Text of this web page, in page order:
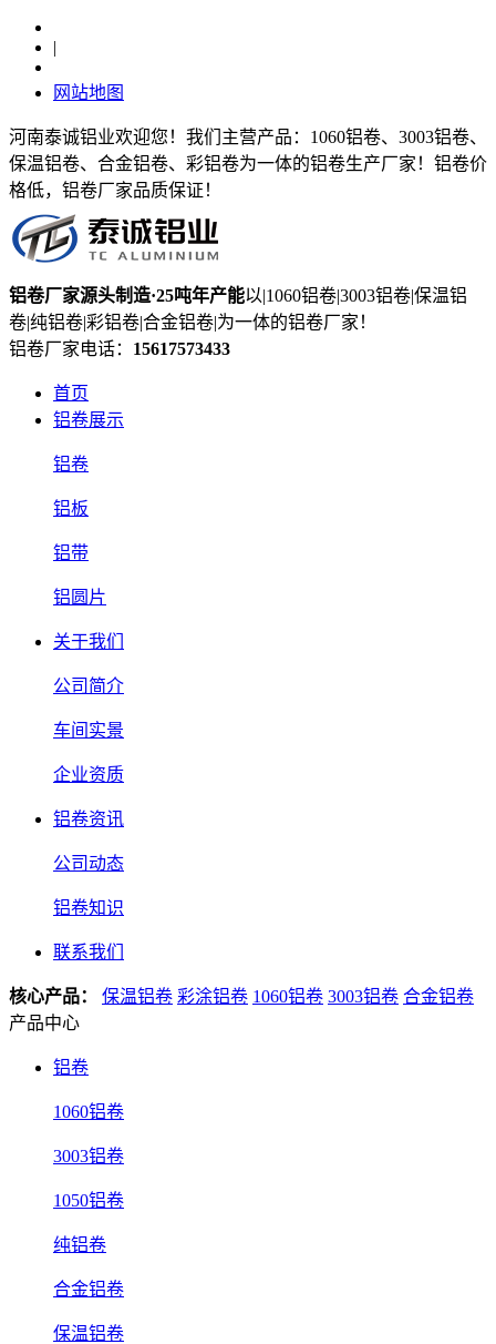
|
网站地图
河南泰诚铝业欢迎您！我们主营产品：1060铝卷、3003铝卷、
保温铝卷、合金铝卷、彩铝卷为一体的铝卷生产厂家！铝卷价
格低，铝卷厂家品质保证！
铝卷厂家源头制造·25吨年产能以|1060铝卷|3003铝卷|保温铝
卷|纯铝卷|彩铝卷|合金铝卷|为一体的铝卷厂家！
铝卷厂家电话： 15617573433
首页
铝卷展示
铝卷
铝板
铝带
铝圆片
关于我们
公司简介
车间实景
企业资质
铝卷资讯
公司动态
铝卷知识
联系我们
核心产品： 保温铝卷 彩涂铝卷 1060铝卷 3003铝卷 合金铝卷
产品中心
铝卷
1060铝卷
3003铝卷
1050铝卷
纯铝卷
合金铝卷
保温铝卷